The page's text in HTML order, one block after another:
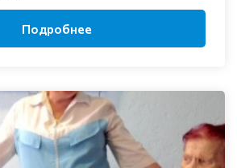
Подробнее